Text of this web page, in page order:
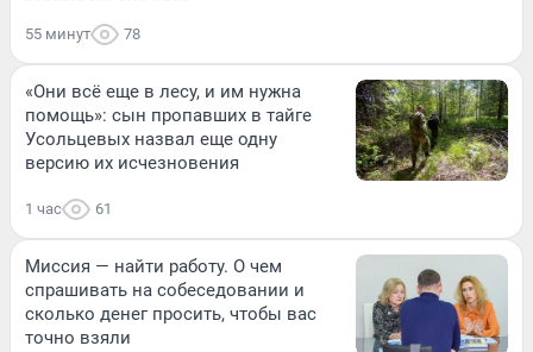
55 минут 78
«Они всё еще в лесу, и им нужна
помощь»: сын пропавших в тайге
Усольцевых назвал еще одну
версию их исчезновения
1 час 61
Миссия — найти работу. О чем
спрашивать на собеседовании и
сколько денег просить, чтобы вас
точно взяли